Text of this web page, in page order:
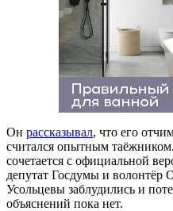
Он рассказывал, что его
считался опытным
сочетается с официальной
депутат Госдумы и волонтёр
Усольцевы заблудились и
объяснений пока нет.